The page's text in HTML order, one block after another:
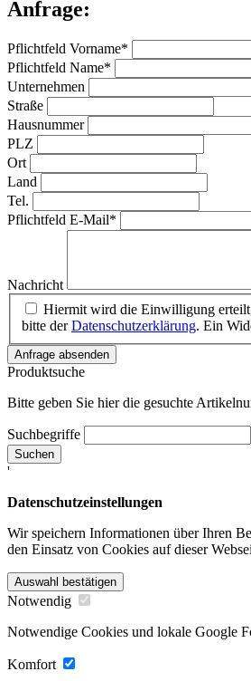
Anfrage:
Pflichtfeld Vorname*
Pflichtfeld Name*
Unternehmen
Straße
Hausnummer
PLZ
Ort
Land
Tel.
Pflichtfeld E-Mail*
Nachricht
Hiermit wird die Einwilligung erteilt,
bitte derDatenschutzerklärung. Ein
Anfrage absenden
Produktsuche
Bitte geben Sie hier die gesuchte
Suchbegriffe
Suchen
'
Datenschutzeinstellungen
Wir speichern Informationen über Ihren
den Einsatz von Cookies auf dieser
Auswahl bestätigen
Notwendig
Notwendige Cookies und lokale Google
Komfort